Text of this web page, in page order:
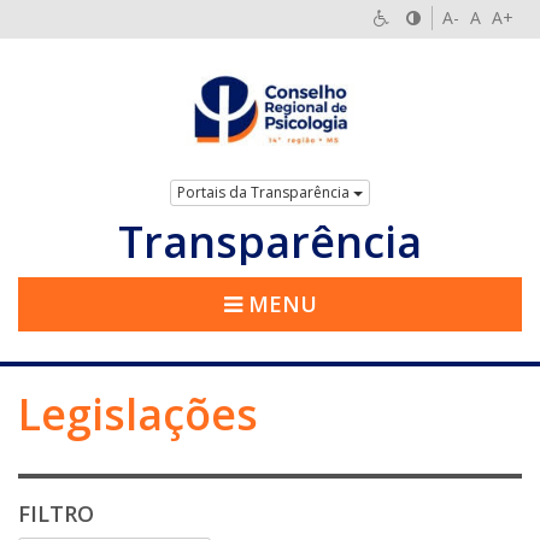
A- A A+
Portais da Transparência
Transparência
MENU
Legislações
FILTRO